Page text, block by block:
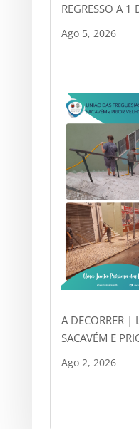
REGRESSO A 1
Ago 5, 2026
A DECORRER |
SACAVÉM E
Ago 2, 2026